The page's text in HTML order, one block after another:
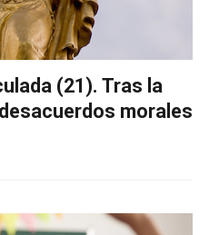
(21). Tras la
morales